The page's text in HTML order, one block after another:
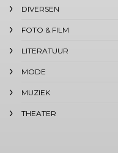
DIVERSEN
FOTO & FILM
LITERATUUR
MODE
MUZIEK
THEATER